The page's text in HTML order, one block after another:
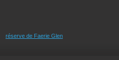
réserve de Faerie Glen